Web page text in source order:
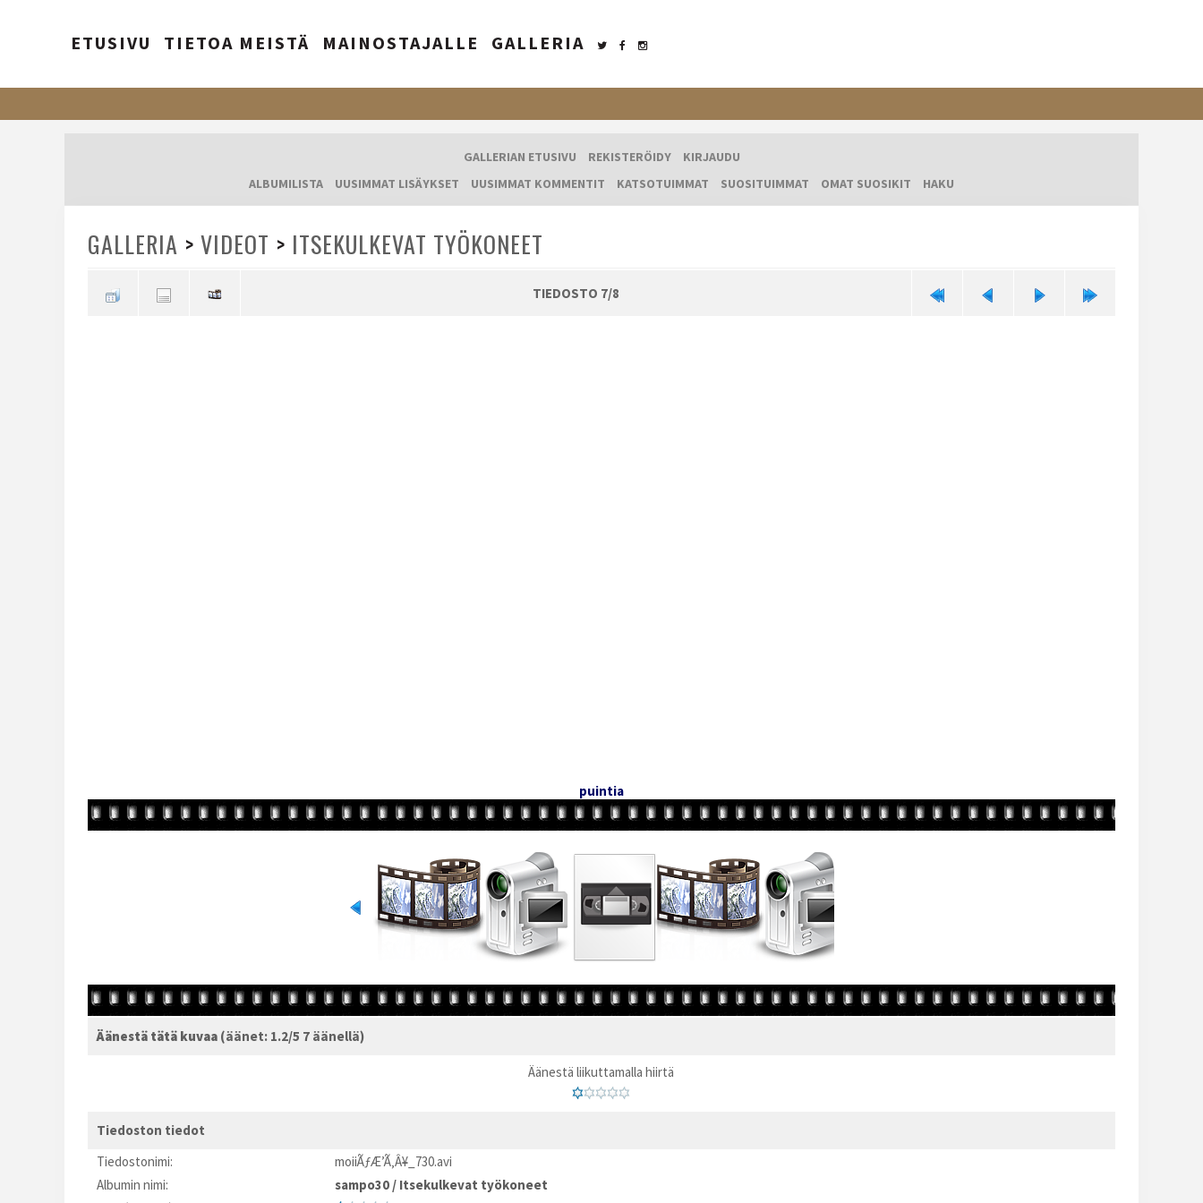
ETUSIVU TIETOA MEISTÄ MAINOSTAJALLE GALLERIA
GALLERIAN ETUSIVU REKISTERÖIDY
KIRJAUDU
ALBUMILISTA
UUSIMMAT LISÄYKSET UUSIMMAT KOMMENTIT KATSOTUIMMAT SUOSITUIMMAT OMAT SUOSIKIT HAKU
GALLERIA > VIDEOT > ITSEKULKEVAT TYÖKONEET
TIEDOSTO 7/8
puintia
Äänestä tätä kuvaa (äänet: 1.2/5 7 äänellä)
Äänestä liikuttamalla hiirtä
Tiedoston tiedot
Tiedostonimi:
moiiÃƒÆ’Ã‚Â¥_730.avi
Albumin nimi:
sampo30 / Itsekulkevat työkoneet